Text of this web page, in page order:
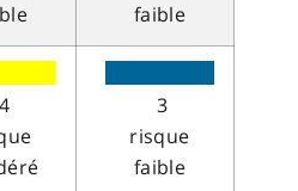
faible
4
3
risque
faible